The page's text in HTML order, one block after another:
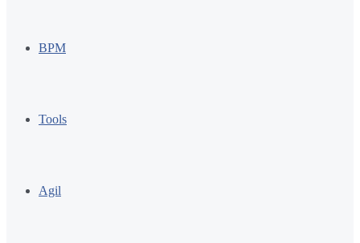
BPM
Tools
Agil